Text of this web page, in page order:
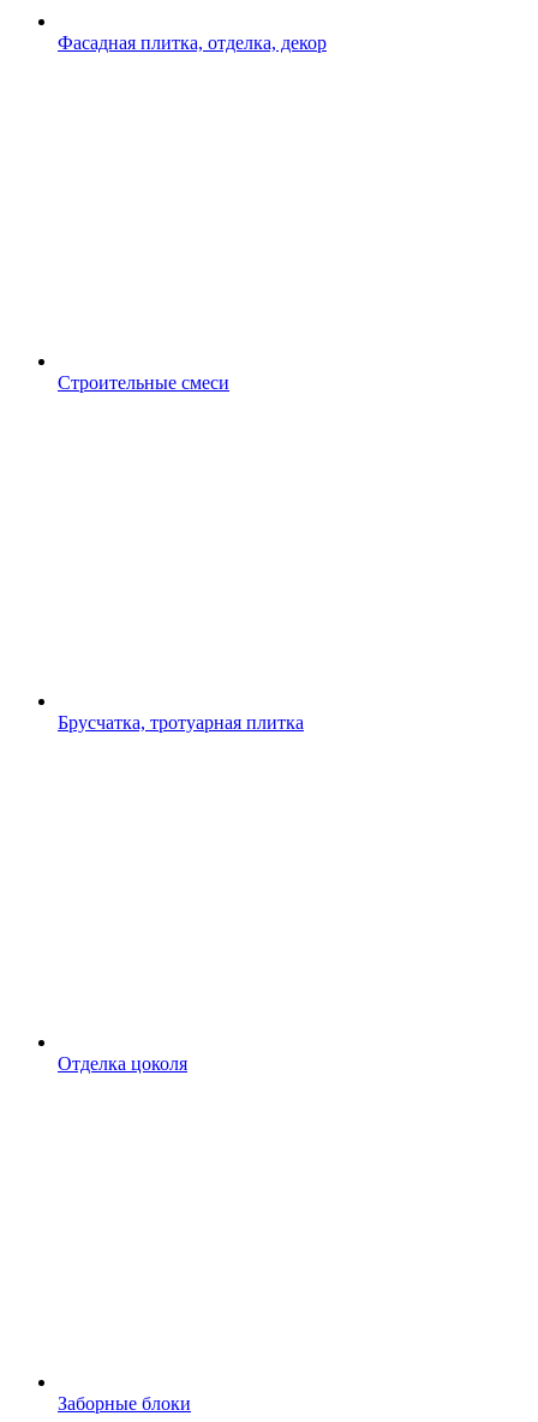
Фасадная плитка, отделка, декор
Строительные смеси
Брусчатка, тротуарная плитка
Отделка цоколя
Заборные блоки